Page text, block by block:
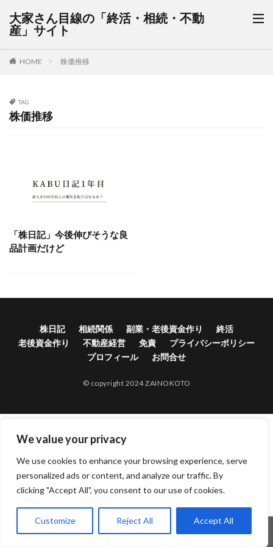
We value your privacy
We use cookies to enhance your browsing experience, serve
personalized ads or content, and analyze our traffic. By
clicking "Accept All", you consent to our use of cookies.
Customize Reject All Accept All
大家さん目線の「終活・相続・不動
産」サイト
HOME 株価推移
TAG
株価推移
「株日記」今後伸びそうな良
品計画だけど
株日記 相続関係 副業・老後資金作り
終活
老後資金作り
不動産経営 免責
プライバシーポリシー
プロフィール
お問合せ
© copyright 2024 ZAINOKOTO